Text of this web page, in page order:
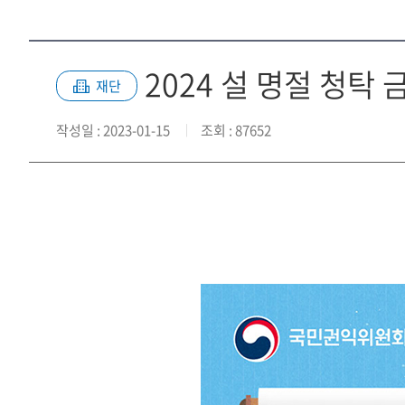
재단 2024 설 명절 청탁
작성일 : 2023-01-15 조회 : 87652